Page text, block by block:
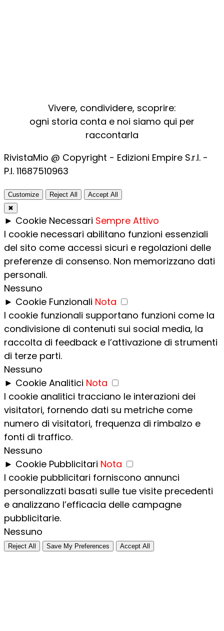
Vivere, condividere, scoprire:
ogni storia conta e noi siamo qui per
raccontarla
RivistaMio @ Copyright - Edizioni Empire S.r.l. -
P.I. 11687510963​
Customize Reject All
Accept All
✖
► Cookie Necessari Sempre Attivo
I cookie necessari abilitano funzioni essenziali
del sito come accessi sicuri e regolazioni delle
preferenze di consenso. Non memorizzano dati
personali.
Nessuno
► Cookie Funzionali Nota
I cookie funzionali supportano funzioni come la
condivisione di contenuti sui social media, la
raccolta di feedback e l’attivazione di strumenti
di terze parti.
Nessuno
► Cookie Analitici Nota
I cookie analitici tracciano le interazioni dei
visitatori, fornendo dati su metriche come
numero di visitatori, frequenza di rimbalzo e
fonti di traffico.
Nessuno
► Cookie Pubblicitari Nota
I cookie pubblicitari forniscono annunci
personalizzati basati sulle tue visite precedenti
e analizzano l’efficacia delle campagne
pubblicitarie.
Nessuno
Reject All Save My Preferences Accept All